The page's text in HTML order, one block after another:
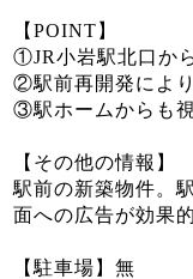
【POINT】
①JR小岩駅北口か
②駅前再開発によ
③駅ホームからも
【その他の情報】
駅前の新築物件。
面への広告が効果的
【駐車場】無